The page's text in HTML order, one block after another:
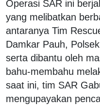
Operasi SAR ini
yang melibatkan
antaranya Tim
Damkar Pauh,
serta dibantu oleh
bahu-membahu
saat ini, tim SAR
mengupayakan